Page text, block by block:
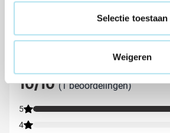
Selectie toestaan
Weigeren
Beoordelingen
Gemiddelde beoordeling: 10 van 10
10/10(1 beoordelingen)
5
4